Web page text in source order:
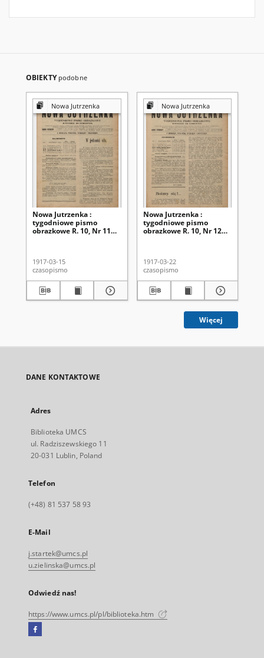
OBIEKTY podobne
Nowa Jutrzenka
Nowa Jutrzenka :
tygodniowe pismo
obrazkowe R. 10, Nr 11
1917-03-15
czasopismo
Nowa Jutrzenka
Nowa Jutrzenka :
tygodniowe pismo
obrazkowe R. 10, Nr 12
1917-03-22
czasopismo
Więcej
DANE KONTAKTOWE
Adres
Biblioteka UMCS
ul. Radziszewskiego 11
20-031 Lublin, Poland
Telefon
(+48) 81 537 58 93
E-Mail
j.startek@umcs.pl
u.zielinska@umcs.pl
Odwiedź nas!
https://www.umcs.pl/pl/biblioteka.htm
Facebook